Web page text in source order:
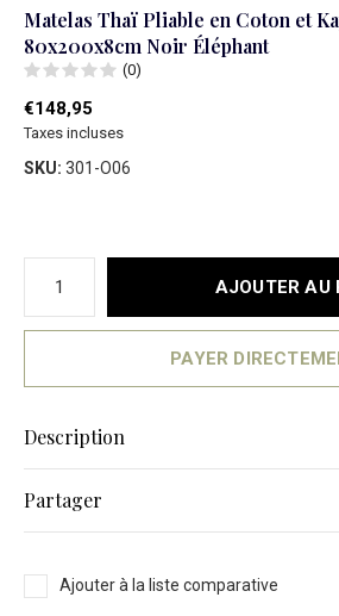
Matelas Thaï Pliable en Coton et
80x200x8cm Noir Éléphant
(0)
€148,95
Taxes incluses
SKU: 301-O06
AJOUTER AU
PAYER
Description
Partager
Ajouter à la liste comparative